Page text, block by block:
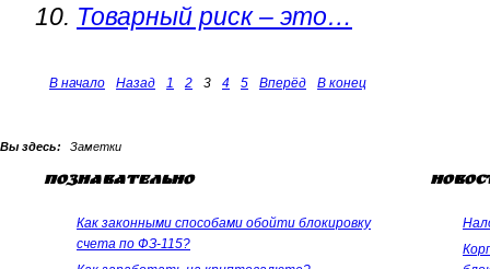
Товарный риск – это…
В начало Назад 1 2 3 4 5 Вперёд В конец
Вы здесь: Заметки
Познавательно
Как законными способами обойти блокировку
счета по ФЗ-115?